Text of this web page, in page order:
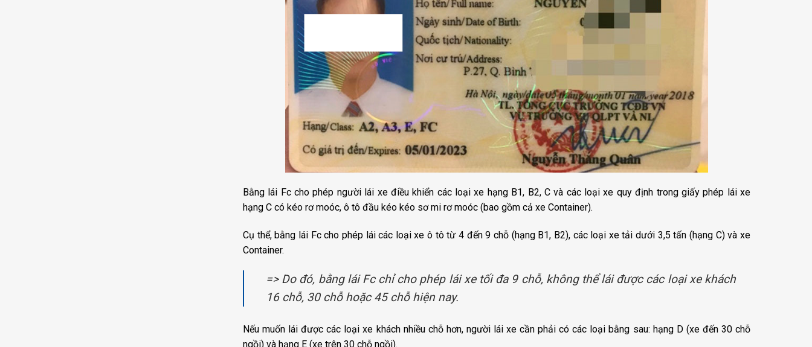
Bằng lái Fc cho phép người lái xe điều khiển các loại xe hạng B1, B2, C và các loại xe quy định trong giấy phép lái xe
hạng C có kéo rơ moóc, ô tô đầu kéo kéo sơ mi rơ moóc (bao gồm cả xe Container).
Cụ thể, bằng lái Fc cho phép lái các loại xe ô tô từ 4 đến 9 chỗ (hạng B1, B2), các loại xe tải dưới 3,5 tấn (hạng C) và xe
Container.
=> Do đó, bằng lái Fc chỉ cho phép lái xe tối đa 9 chỗ, không thể lái được các loại xe khách
16 chỗ, 30 chỗ hoặc 45 chỗ hiện nay.
Nếu muốn lái được các loại xe khách nhiều chỗ hơn, người lái xe cần phải có các loại bằng sau: hạng D (xe đến 30 chỗ
ngồi) và hạng E (xe trên 30 chỗ ngồi).